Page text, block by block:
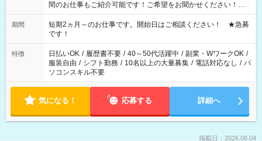
間のお仕事もご紹介可能です！ご希望をお聞かせください！★
家庭の都合でお休みが必要な場合も遠慮なくご相談ください。
※週最低15時間以上の勤務が必要です
期間
短期2ヵ月～のお仕事です。開始日はご相談ください！ ★急募
です！
特徴 日払いOK / 履歴書不要 / 40～50代活躍中 / 副業・WワークOK /
服装自由 / シフト勤務 / 10名以上の大量募集 / 電話対応なし / パ
ソコンスキル不要
気になる！ 応募する 詳細へ
掲載日：2026.08.04